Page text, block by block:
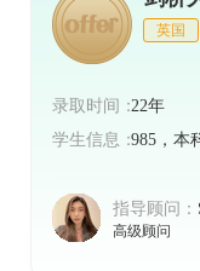
英国
录取时间：22年
学生信息：985，本
指导顾问：
高级顾问